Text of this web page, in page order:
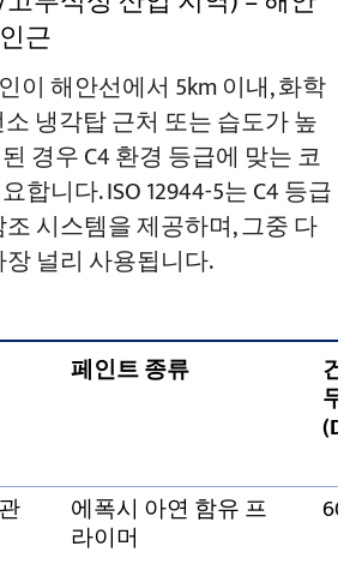
근
이 해안선에서 5km 이내, 화학
냉각탑 근처 또는 습도가 높
경우 C4 환경 등급에 맞는 코
합니다. ISO 12944-5는 C4 등급
시스템을 제공하며, 그중 다
널리 사용됩니다.
페인트 종류 건
두
에폭시 아연 함유 프
라이머